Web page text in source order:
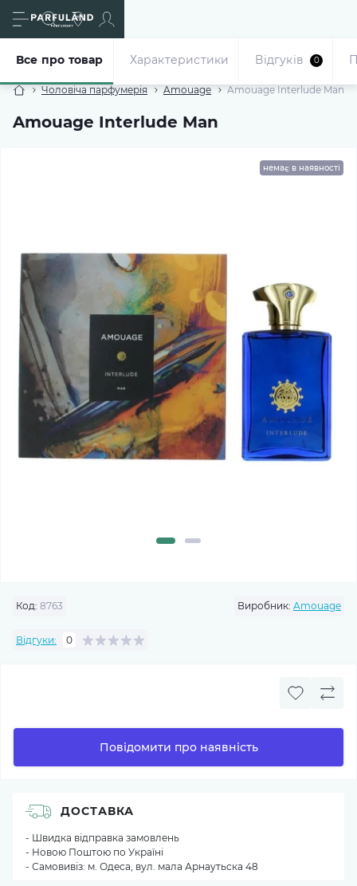
Чоловіча парфумерія Amouage Amouage Interlude Man
Amouage Interlude Man
Все про товар Характеристики Відгуків 0
немає в наявності
Код: 8763 Виробник: Amouage
Відгуки: 0
Повідомити про наявність
ДОСТАВКА
- Швидка відправка замовлень
- Новою Поштою по Україні
- Самовивіз: м. Одеса, вул. мала Арнаутьска 48